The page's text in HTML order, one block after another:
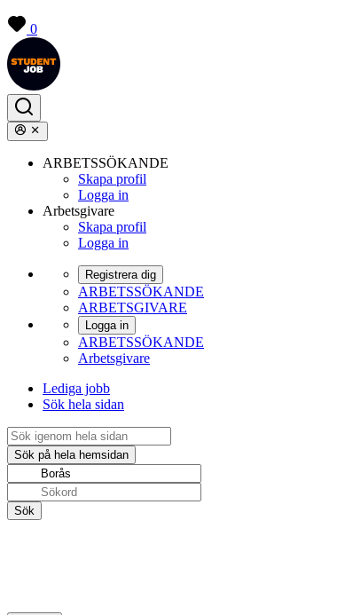
0
ARBETSSÖKANDE
Skapa profil
Logga in
Arbetsgivare
Skapa profil
Logga in
Registrera dig
ARBETSSÖKANDE
ARBETSGIVARE
Logga in
ARBETSSÖKANDE
Arbetsgivare
Lediga jobb
Sök hela sidan